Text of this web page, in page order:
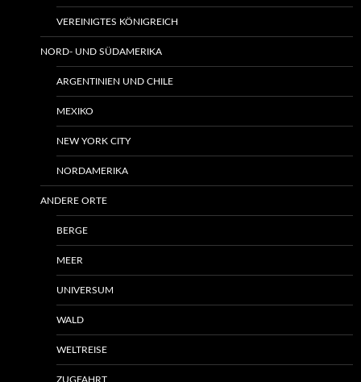
VEREINIGTES KÖNIGREICH
NORD- UND SÜDAMERIKA
ARGENTINIEN UND CHILE
MEXIKO
NEW YORK CITY
NORDAMERIKA
ANDERE ORTE
BERGE
MEER
UNIVERSUM
WALD
WELTREISE
ZUGFAHRT